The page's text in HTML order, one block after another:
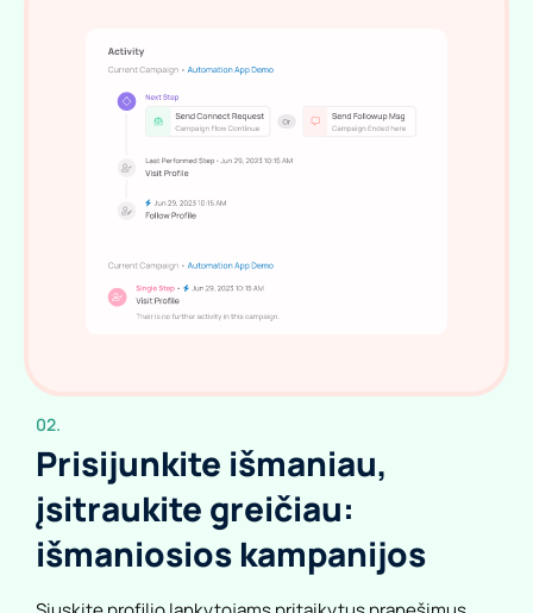
02.
Prisijunkite išmaniau,
įsitraukite greičiau:
išmaniosios kampanijos